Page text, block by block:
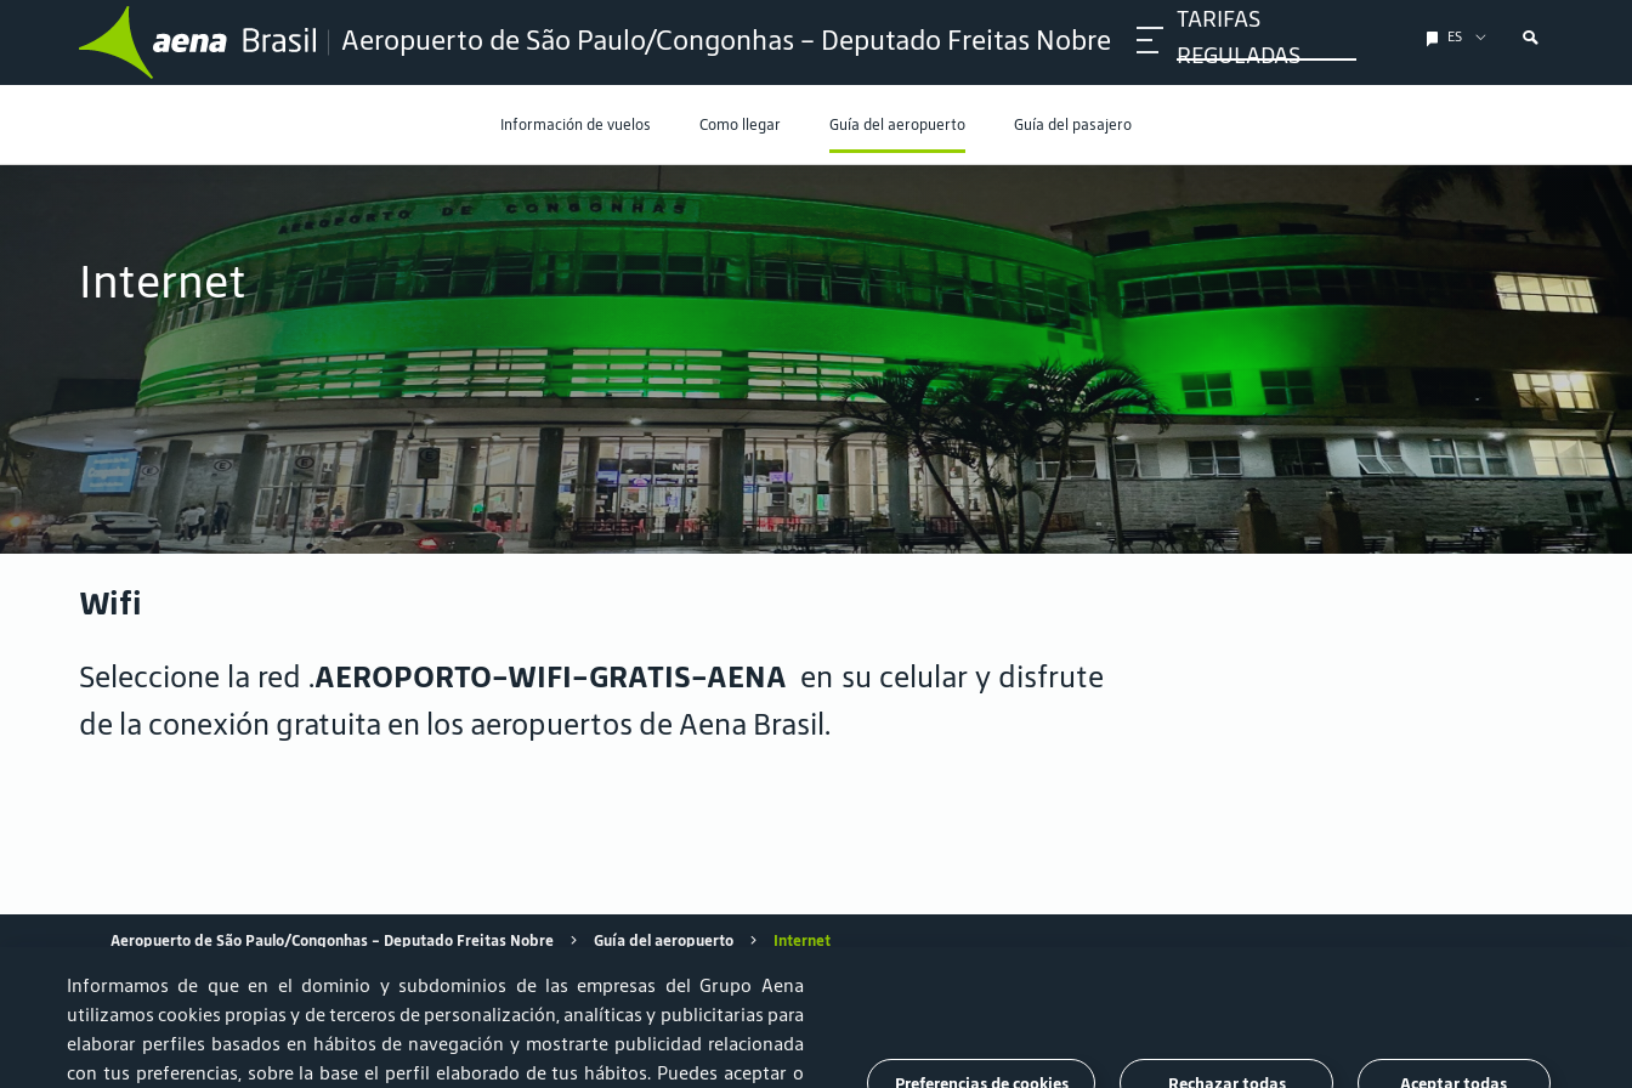
Aeropuerto de São Paulo/Congonhas – Deputado Freitas Nobre
TARIFAS
REGULADAS
ES
Información de vuelos Como llegar Guía del aeropuerto Guía del pasajero
Internet
Wifi
Seleccione la red .AEROPORTO-WIFI-GRATIS-AENA en su celular y disfrute
de la conexión gratuita en los aeropuertos de Aena Brasil.
Aeropuerto de São Paulo/Congonhas – Deputado Freitas Nobre Guía del aeropuerto Internet
Achados & Perdidos Informe AVSEC Aparcamiento Ruido aeronáutico y Sostenibilidad
Síguenos
Informamos de que en el dominio y subdominios de las empresas del Grupo Aena
utilizamos cookies propias y de terceros de personalización, analíticas y publicitarias para
elaborar perfiles basados en hábitos de navegación y mostrarte publicidad relacionada
con tus preferencias, sobre la base el perfil elaborado de tus hábitos. Puedes aceptar o
Preferencias de cookies Rechazar todas Aceptar todas